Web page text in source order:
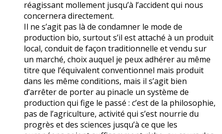
réagissant mollement jusqu’à l’accident qui nous
concernera directement.
Il ne s’agit pas là de condamner le mode de
production bio, surtout s’il est attaché à un produit
local, conduit de façon traditionnelle et vendu sur
un marché, choix auquel je peux adhérer au même
titre que l’équivalent conventionnel mais produit
dans les même conditions, mais il s’agit bien
d’arrêter de porter au pinacle un système de
production qui fige le passé : c’est de la philosophie,
pas de l’agriculture, activité qui s’est nourrie du
progrès et des sciences jusqu’à ce que les